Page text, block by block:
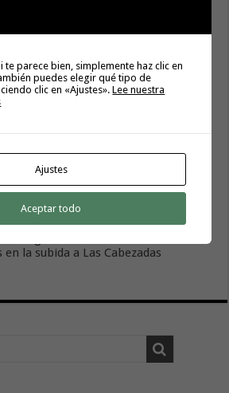
del Bono Consumo inyecta más de
en el tejido económico de La
licita la instalación de 30
la subida a Las Cabezadas
te parece bien, simplemente haz clic en
puedes elegir qué tipo de
clic en «Ajustes».Lee nuestra
Ajustes
Aceptar todo